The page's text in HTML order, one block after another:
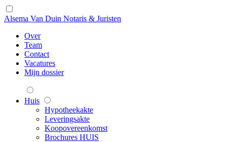
Alsema Van Duin Notaris & Juristen
Over
Team
Contact
Vacatures
Mijn dossier
Huis
Hypotheekakte
Leveringsakte
Koopovereenkomst
Brochures HUIS